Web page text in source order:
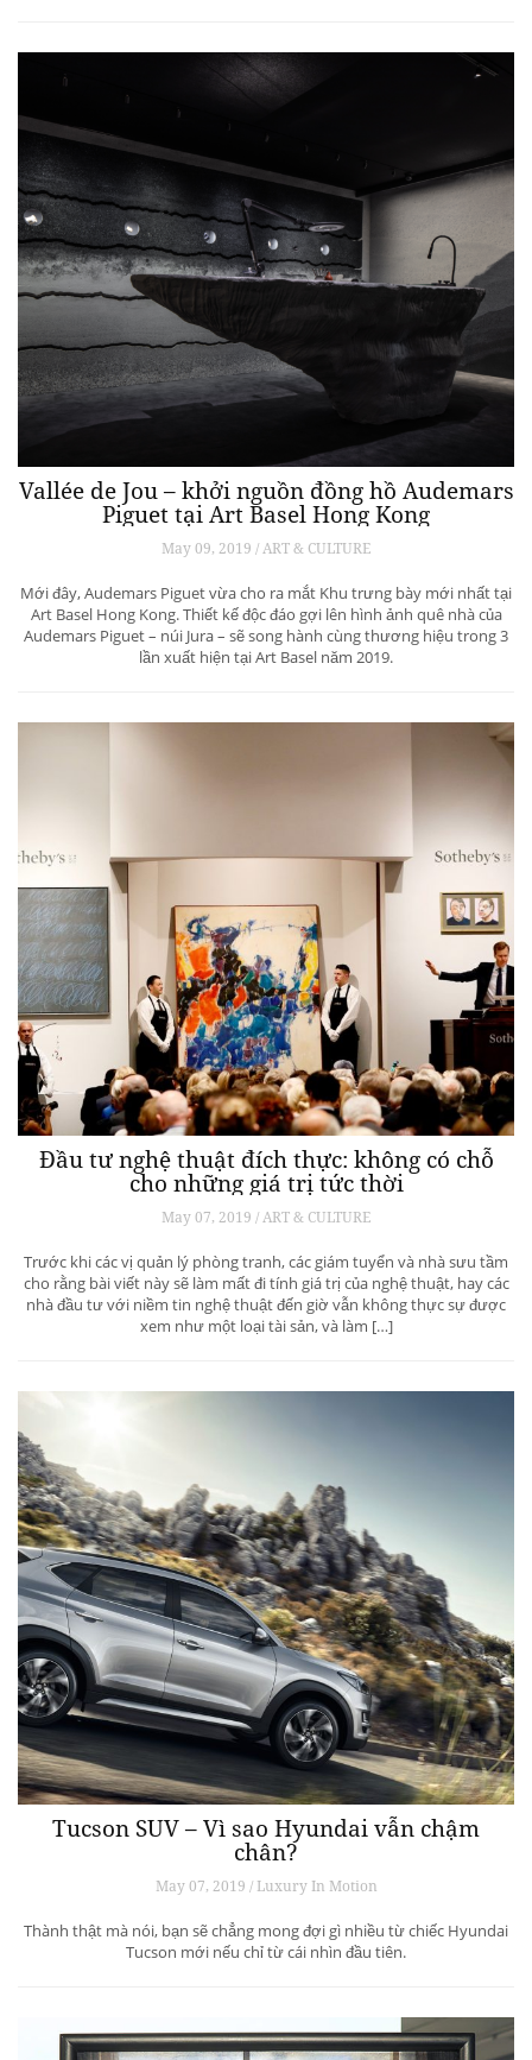
Vallée de Jou – khởi nguồn đồng hồ Audemars
Piguet tại Art Basel Hong Kong
May 09, 2019 / ART & CULTURE
Mới đây, Audemars Piguet vừa cho ra mắt Khu trưng bày mới nhất tại
Art Basel Hong Kong. Thiết kế độc đáo gợi lên hình ảnh quê nhà của
Audemars Piguet – núi Jura – sẽ song hành cùng thương hiệu trong 3
lần xuất hiện tại Art Basel năm 2019.
Đầu tư nghệ thuật đích thực: không có chỗ
cho những giá trị tức thời
May 07, 2019 / ART & CULTURE
Trước khi các vị quản lý phòng tranh, các giám tuyển và nhà sưu tầm
cho rằng bài viết này sẽ làm mất đi tính giá trị của nghệ thuật, hay các
nhà đầu tư với niềm tin nghệ thuật đến giờ vẫn không thực sự được
xem như một loại tài sản, và làm […]
Tucson SUV – Vì sao Hyundai vẫn chậm
chân?
May 07, 2019 / Luxury In Motion
Thành thật mà nói, bạn sẽ chẳng mong đợi gì nhiều từ chiếc Hyundai
Tucson mới nếu chỉ từ cái nhìn đầu tiên.